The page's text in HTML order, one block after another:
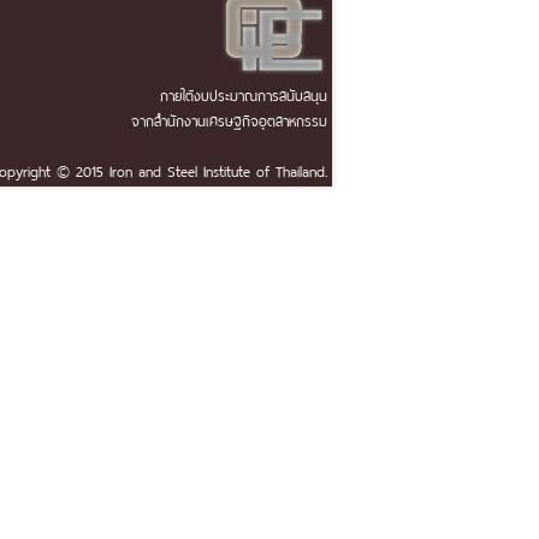
ภายใต้งบประมาณการสนับสนุน
จากสำนักงานเศรษฐกิจอุตสาหกรรม
© 2015 Iron and Steel Institute of Thailand.